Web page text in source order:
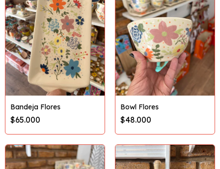
Bandeja Flores
$65.000
Bowl Flores
$48.000